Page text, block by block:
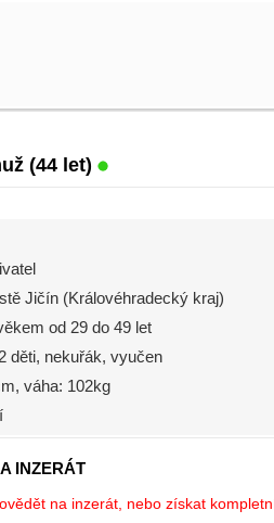
(44 let)
Jičín (Královéhradecký kraj)
od 29 do 49 let
děti, nekuřák, vyučen
váha: 102kg
INZERÁT
na inzerát, nebo získat